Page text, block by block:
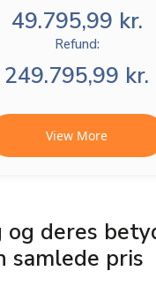
49.795,99 kr.
Refund:
249.795,99 kr.
View More
og deres
samlede pris